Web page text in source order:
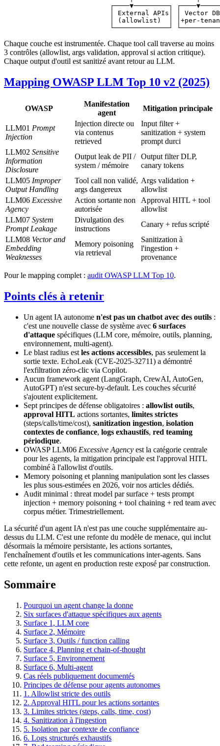
┌────▼─────────┐
│ External APIs│ │ Vector
│ (allowlist)  │ │+per-
└──────────────┘
Chaque couche est instrumentée. Chaque tool call traverse au moins
3 contrôles (allowlist, args validation, approval si action critique).
Chaque output d'outil est sanitizé avant retour au LLM.
Mapping OWASP LLM Top 10 v2 (2025)
OWASP
Manifestation
agent
Mitigation principale
LLM01 Prompt
Injection
Injection directe ou
via contenus
retrieved
Input filter +
sanitization + system
prompt durci
LLM02 Sensitive
Information
Disclosure
Output leak de PII /
system / mémoire
Output filter DLP,
canary tokens
LLM05 Improper
Output Handling
Tool call non validé,
args dangereux
Args validation +
allowlist
LLM06 Excessive
Agency
Action sortante non
autorisée
Approval HITL + tool
allowlist
LLM07 System
Prompt Leakage
Divulgation des
instructions
Canary + refus scripté
LLM08 Vector and
Embedding
Weaknesses
Memory poisoning
via retrieval
Sanitization à
l'ingestion +
provenance
Pour le mapping complet : audit OWASP LLM Top 10.
Points clés à retenir
Un agent IA autonome n'est pas un chatbot avec des outils :
c'est une nouvelle classe de système avec 6 surfaces
d'attaque spécifiques (LLM core, mémoire, outils, planning,
environnement, multi-agent).
Le blast radius est les actions accessibles, pas seulement la
sortie texte. EchoLeak (CVE-2025-32711) a démontré
l'exfiltration zéro-clic via Copilot.
Aucun framework agent (LangGraph, CrewAI, AutoGen,
AutoGPT) n'est secure-by-default. Les couches sécurité
s'ajoutent explicitement.
Sept principes de défense obligatoires : allowlist outils,
approval HITL actions sortantes, limites strictes
(steps/calls/time/cost), sanitization ingestion, isolation
contextes de confiance, logs exhaustifs, red teaming
périodique.
OWASP LLM06 Excessive Agency est la catégorie centrale
pour les agents, la mitigation principale est l'approval HITL
combiné à l'allowlist d'outils.
Memory poisoning et planning manipulation sont les classes
les plus sous-estimées en 2026, voir nos articles dédiés.
Audit minimal : threat model par surface + tests prompt
injection + memory poisoning + tool chaining + red team avec
corpus métier. Trimestriellement.
La sécurité d'un agent IA n'est pas une couche supplémentaire au-
dessus du LLM. C'est une refonte du modèle de menace, qui inclut
désormais la mémoire persistante, les actions sortantes,
l'enchaînement d'outils et les communications inter-agents. Sans
cette refonte, un agent en production reste exposé par construction.
Sommaire
Pourquoi un agent change la donne
Six surfaces d'attaque spécifiques aux agents
Surface 1, LLM core
Surface 2, Mémoire
Surface 3, Outils / function calling
Surface 4, Planning et chain-of-thought
Surface 5, Environnement
Surface 6, Multi-agent
Cas réels publiquement documentés
Principes de défense pour agents autonomes
1. Allowlist stricte des outils
2. Approval HITL pour les actions sortantes
3. Limites strictes (steps, calls, time, cost)
4. Sanitization à l'ingestion
5. Isolation par contexte de confiance
6. Logs structurés exhaustifs